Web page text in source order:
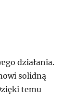
działania.
solidną
temu